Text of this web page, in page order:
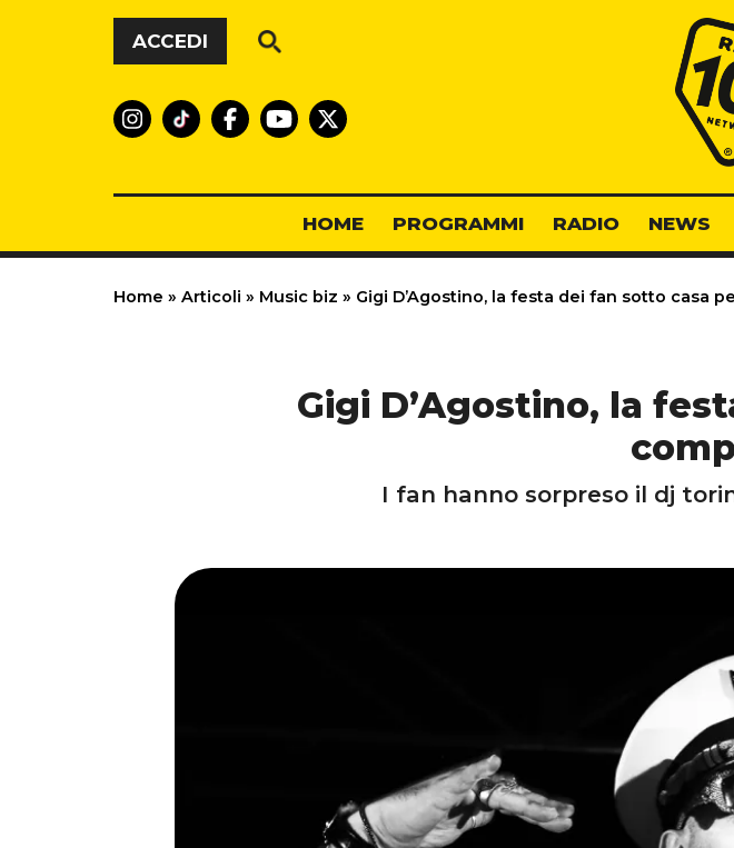
Vai al contenuto
ACCEDI
HOME PROGRAMMI RADIO NEWS
Home » Articoli » Music biz » Gigi D’Agostino, la festa dei fan sotto casa
Gigi D’Agostino, la
I fan hanno sorpreso il dj